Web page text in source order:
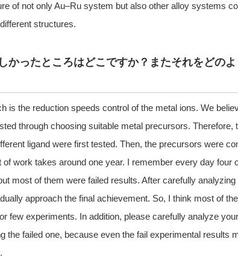
of not only Au–Ru system but also other alloy systems
structures.
かったところはどこですか？またそれをどのよ
is the reduction speeds control of the metal ions. We
through choosing suitable metal precursors. Therefore,
ligand were first tested. Then, the precursors were
work takes around one year. I remember every day four
most of them were failed results. After carefully analyzing
approach the final achievement. So, I think most of
few experiments. In addition, please carefully analyze your
the failed one, because even the fail experimental results